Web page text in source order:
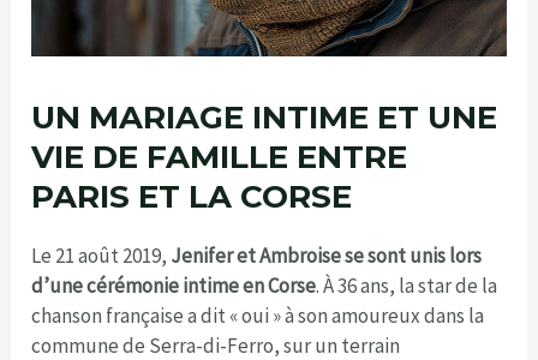
UN MARIAGE INTIME ET UNE
VIE DE FAMILLE ENTRE
PARIS ET LA CORSE
Le 21 août 2019, Jenifer et Ambroise se sont unis lors
d’une cérémonie intime en Corse. À 36 ans, la star de la
chanson française a dit « oui » à son amoureux dans la
commune de Serra-di-Ferro, sur un terrain